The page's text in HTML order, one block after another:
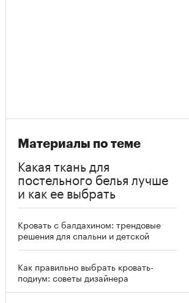
Материалы по теме
Какая ткань для
постельного белья лучше
и как ее выбрать
Кровать с балдахином: трендовые
решения для спальни и детской
Как правильно выбрать кровать-
подиум: советы дизайнера